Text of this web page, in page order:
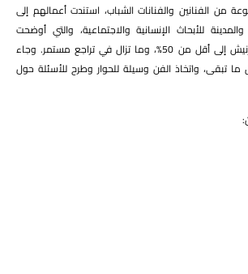
الفنانين والفنانات الشباب، استندت أعمالهم إلى
للأبحاث الإنسانية والاجتماعية، والتي أوضحت
انخفاض نسبة رؤية الكورنيش إلى أقل من 50%، وما تزال في تراجع مستمر. وجاء
تبقى، واتخاذ الفن وسيلة للحوار وطرح للأسئلة حول